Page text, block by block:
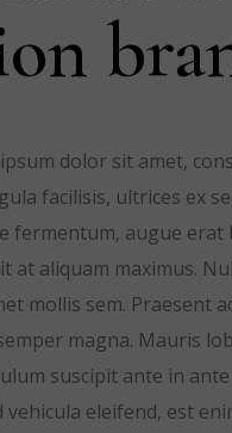
dolor sit amet,
facilisis, ultrices ex
fermentum, augue erat
at aliquam maximus.
mollis sem. Praesent
magna. Mauris
suscipit ante in
vehicula eleifend, est